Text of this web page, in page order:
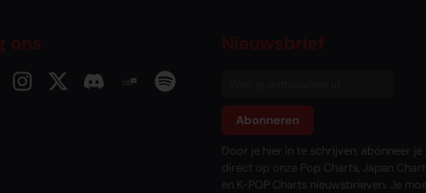
ons Nieuwsbrief
Abonneren
Door je hier in te schrijven, abonneer je
direct op onze Pop Charts, Japan
en K-POP Charts nieuwsbrieven. Je